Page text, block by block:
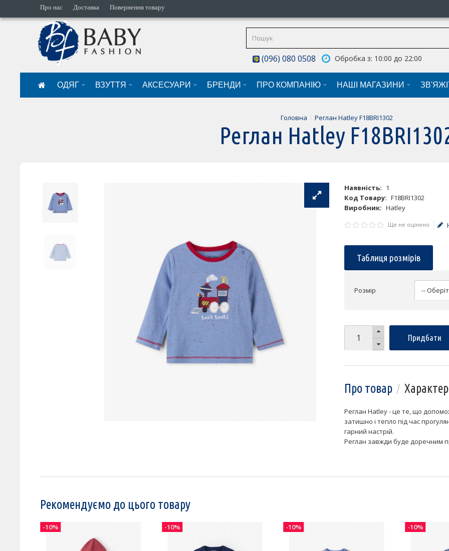
Про нас Доставка Повернення товару
(096) 080 0508 Обробка з: 10:00 до 22:00
ОДЯГ ВЗУТТЯ АКСЕСУАРИ БРЕНДИ ПРО КОМПАНІЮ НАШI МАГАЗИНИ
Головна Реглан Hatley F18BRI1302
Реглан Hatley
Наявність: 1
Код Товару: F18BRI1302
Виробник: Hatley
Ще не оцінено
Таблиця розмірів
Розмір
Придбати
Про товар
Реглан Hatley - це те, що
затишно і тепло під час
гарний настрій.
Реглан завжди буде доречним
Рекомендуємо до цього товару
-10% -10% -10% -10%